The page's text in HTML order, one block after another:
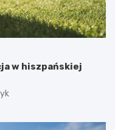
w hiszpańskiej